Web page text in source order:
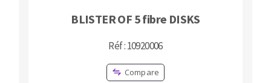
BLISTER OF 5 fibre DISKS
Réf : 10920006
Compare